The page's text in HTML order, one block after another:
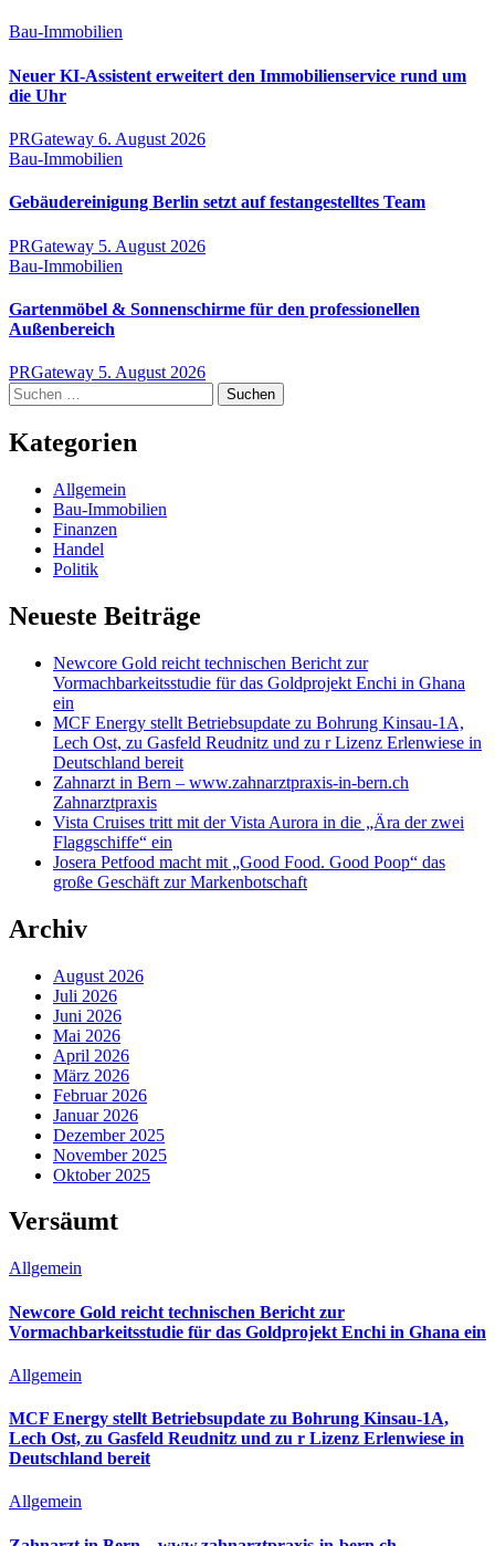
Bau-Immobilien
Neuer KI-Assistent erweitert den Immobilienservice rund um
die Uhr
PRGateway 6. August 2026
Bau-Immobilien
Gebäudereinigung Berlin setzt auf festangestelltes Team
PRGateway 5. August 2026
Bau-Immobilien
Gartenmöbel & Sonnenschirme für den professionellen
Außenbereich
PRGateway 5. August 2026
Suchen
nach:
Kategorien
Allgemein
Bau-Immobilien
Finanzen
Handel
Politik
Neueste Beiträge
Newcore Gold reicht technischen Bericht zur
Vormachbarkeitsstudie für das Goldprojekt Enchi in Ghana
ein
MCF Energy stellt Betriebsupdate zu Bohrung Kinsau-1A,
Lech Ost, zu Gasfeld Reudnitz und zu r Lizenz Erlenwiese in
Deutschland bereit
Zahnarzt in Bern – www.zahnarztpraxis-in-bern.ch
Zahnarztpraxis
Vista Cruises tritt mit der Vista Aurora in die „Ära der zwei
Flaggschiffe“ ein
Josera Petfood macht mit „Good Food. Good Poop“ das
große Geschäft zur Markenbotschaft
Archiv
August 2026
Juli 2026
Juni 2026
Mai 2026
April 2026
März 2026
Februar 2026
Januar 2026
Dezember 2025
November 2025
Oktober 2025
Versäumt
Allgemein
Newcore Gold reicht technischen Bericht zur
Vormachbarkeitsstudie für das Goldprojekt Enchi in Ghana ein
Allgemein
MCF Energy stellt Betriebsupdate zu Bohrung Kinsau-1A,
Lech Ost, zu Gasfeld Reudnitz und zu r Lizenz Erlenwiese in
Deutschland bereit
Allgemein